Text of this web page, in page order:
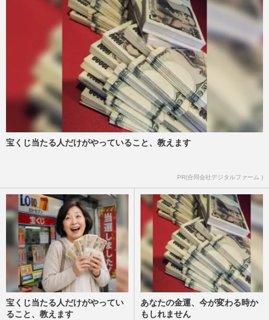
宝くじ当たる人だけがやっていること、教えます
PR(合同会社デジタルファーム )
宝くじ当たる人だけがやってい
ること、教えます
あなたの金運、今が変わる時か
もしれません